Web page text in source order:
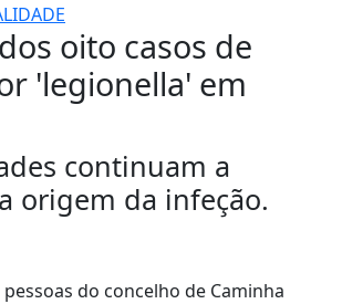
oito casos de
'legionella' em
continuam a
origem da infeção.
do concelho de Caminha